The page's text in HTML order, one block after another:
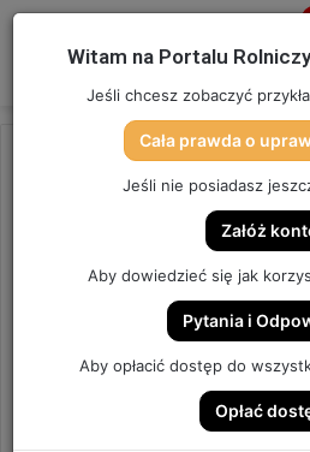
Menu
Strona główna/OSTATNIO
ŻNIWA 2025 –
WYDAJNOŚCI! |
PORADA #235
SZYBKA PORADA #235
Witam na Portalu
Jeśli chcesz zobaczyć
Cała prawda o
Jeśli nie posiadasz
Załóż
Aby dowiedzieć się jak
Pytania i
Aby opłacić dostęp do
Opłać